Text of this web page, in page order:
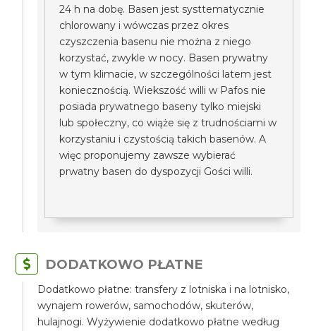
24 h na dobę. Basen jest systtematycznie
chlorowany i wówczas przez okres
czyszczenia basenu nie można z niego
korzystać, zwykle w nocy. Basen prywatny
w tym klimacie, w szczególności latem jest
koniecznością. Wiekszość willi w Pafos nie
posiada prywatnego baseny tylko miejski
lub społeczny, co wiąże się z trudnościami w
korzystaniu i czystością takich basenów. A
więc proponujemy zawsze wybierać
prwatny basen do dyspozycji Gości willi.
DODATKOWO PŁATNE
Dodatkowo płatne: transfery z lotniska i na lotnisko,
wynajem rowerów, samochodów, skuterów,
hulajnogi. Wyżywienie dodatkowo płatne według